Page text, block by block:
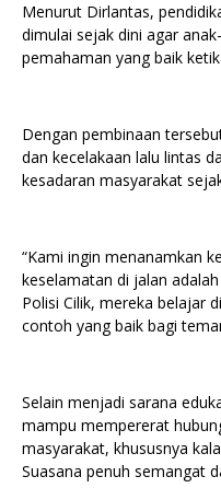
Menurut Dirlantas,
dimulai sejak dini agar
pemahaman yang baik
Dengan pembinaan
dan kecelakaan lalu lintas
kesadaran masyarakat
“Kami ingin menanamkan
keselamatan di jalan
Polisi Cilik, mereka belajar
contoh yang baik bagi
Selain menjadi sarana
mampu mempererat
masyarakat, khususnya
Suasana penuh semangat